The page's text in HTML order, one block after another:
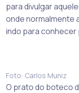
para divulgar
onde normalmente
indo para conhecer
Foto: Carlos Muniz
O prato do boteco